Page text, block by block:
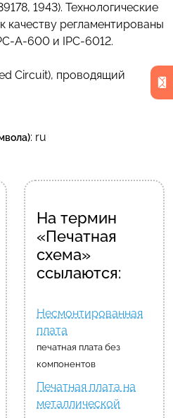
1943). Технологические
качеству регламентированы
A-600 и IPC-6012.
Circuit), проводящий
: ru
На термин
«Печатная
схема»
ссылаются:
Несмонтированная
плата
печатная плата без
компонентов
Печатная плата на
металлической